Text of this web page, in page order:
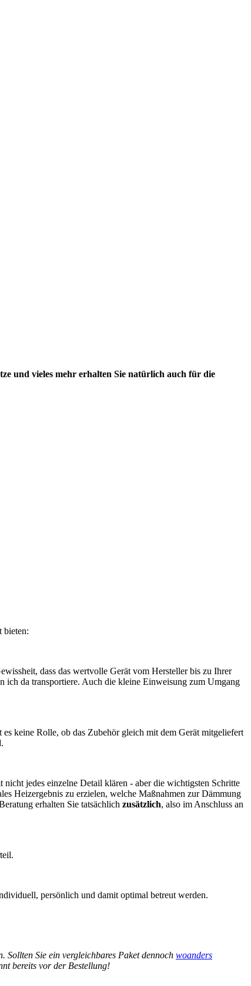
und vieles mehr erhalten Sie natürlich auch für die
bieten:
dass das wertvolle Gerät vom Hersteller bis zu Ihrer
ich da transportiere. Auch die kleine Einweisung zum Umgang
keine Rolle, ob das Zubehör gleich mit dem Gerät mitgeliefert
jedes einzelne Detail klären - aber die wichtigsten Schritte
Heizergebnis zu erzielen, welche Maßnahmen zur Dämmung
erhalten Sie tatsächlich zusätzlich, also im Anschluss an
persönlich und damit optimal betreut werden.
Sie ein vergleichbares Paket dennoch woanders
bereits vor der Bestellung!